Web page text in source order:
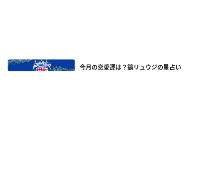
今月の恋愛運は？鏡リュウジの星占い